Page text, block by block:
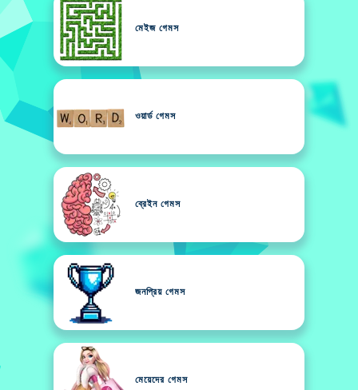
মেইজ গেমস
ওয়ার্ড গেমস
ব্রেইন গেমস
জনপ্রিয় গেমস
মেয়েদের গেমস